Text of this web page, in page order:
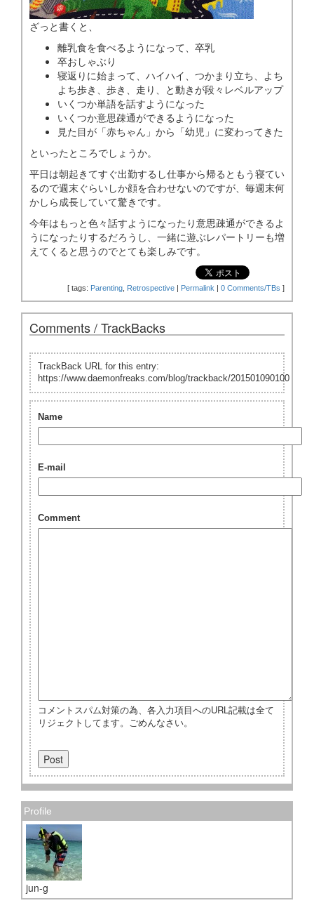
ざっと書くと、
離乳食を食べるようになって、卒乳
卒おしゃぶり
寝返りに始まって、ハイハイ、つかまり立ち、よち
よち歩き、歩き、走り、と動きが段々レベルアップ
いくつか単語を話すようになった
いくつか意思疎通ができるようになった
見た目が「赤ちゃん」から「幼児」に変わってきた
といったところでしょうか。
平日は朝起きてすぐ出勤するし仕事から帰るともう寝てい
るので週末ぐらいしか顔を合わせないのですが、毎週末何
かしら成長していて驚きです。
今年はもっと色々話すようになったり意思疎通ができるよ
うになったりするだろうし、一緒に遊ぶレパートリーも増
えてくると思うのでとても楽しみです。
[ tags: Parenting Retrospective | Permalink | 0 Comments/TBs ]
Comments / TrackBacks
TrackBack URL for this entry:
https://www.daemonfreaks.com/blog/trackback/201501090100
Name
E-mail
Comment
コメントスパム対策の為、各入力項目へのURL記載は全て
リジェクトしてます。ごめんなさい。
Profile
jun-g